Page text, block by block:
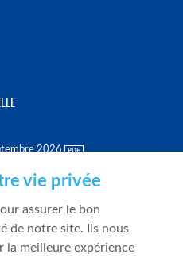
2026
vie privée
assurer le bon
de notre site. Ils nous
la meilleure expérience